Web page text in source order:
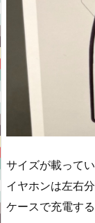
サイズが載ってい
イヤホンは左右
ケースで充電す